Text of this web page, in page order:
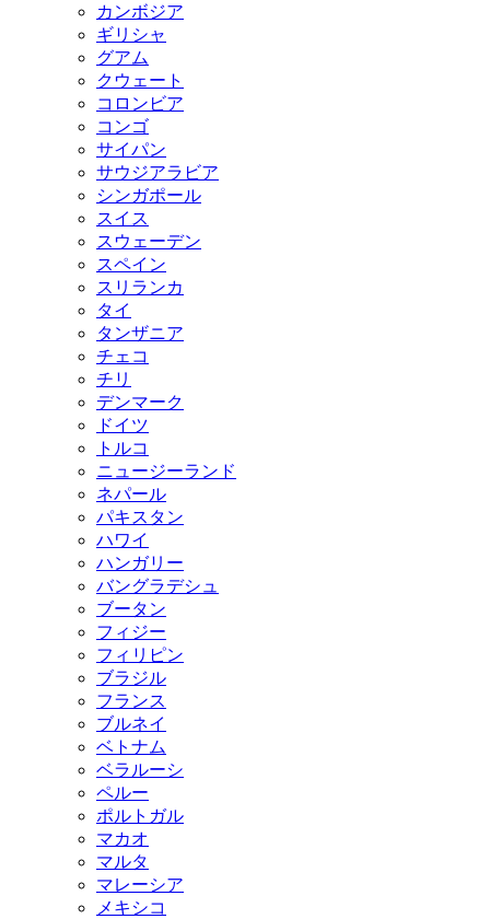
カンボジア
ギリシャ
グアム
クウェート
コロンビア
コンゴ
サイパン
サウジアラビア
シンガポール
スイス
スウェーデン
スペイン
スリランカ
タイ
タンザニア
チェコ
チリ
デンマーク
ドイツ
トルコ
ニュージーランド
ネパール
パキスタン
ハワイ
ハンガリー
バングラデシュ
ブータン
フィジー
フィリピン
ブラジル
フランス
ブルネイ
ベトナム
ベラルーシ
ペルー
ポルトガル
マカオ
マルタ
マレーシア
メキシコ